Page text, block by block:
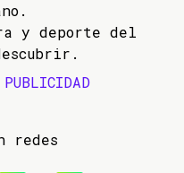
y deporte del
PUBLICIDAD
redes